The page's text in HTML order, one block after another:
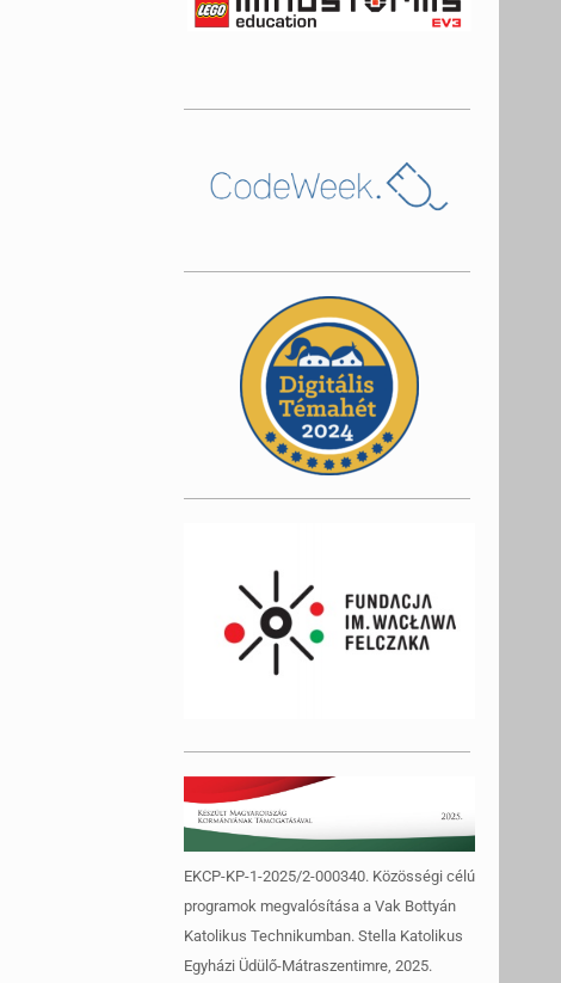
EKCP-KP-1-2025/2-000340. Közösségi célú
programok megvalósítása a Vak Bottyán
Katolikus Technikumban. Stella Katolikus
Egyházi Üdülő-Mátraszentimre, 2025.